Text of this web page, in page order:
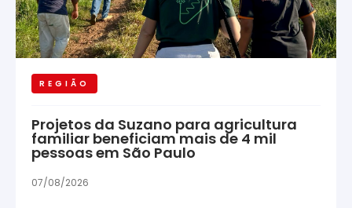
REGIÃO
Projetos da Suzano para agricultura
familiar beneficiam mais de 4 mil
pessoas em São Paulo
07/08/2026